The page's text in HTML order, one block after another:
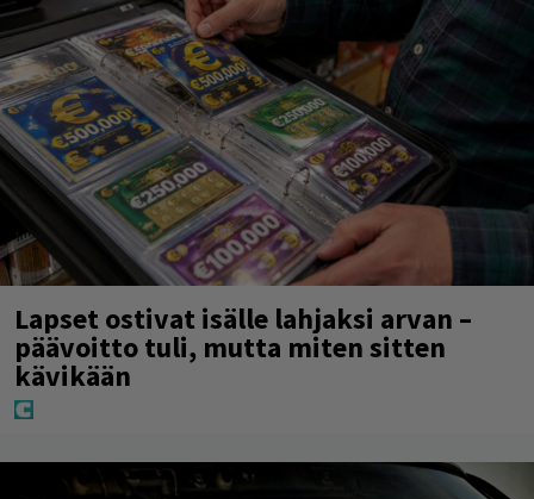
Lapset ostivat isälle lahjaksi arvan –
päävoitto tuli, mutta miten sitten
kävikään